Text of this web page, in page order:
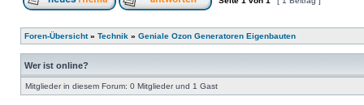
Foren-Übersicht» Technik » Geniale Ozon Generatoren Eigenbauten
Wer ist online?
Mitglieder in diesem Forum: 0 Mitglieder und 1 Gast